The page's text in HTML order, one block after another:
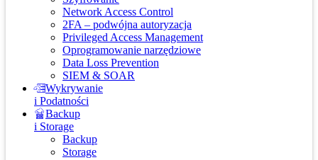
Network Access Control
2FA – podwójna autoryzacja
Privileged Access Management
Oprogramowanie narzędziowe
Data Loss Prevention
SIEM & SOAR
Wykrywanie
i Podatności
Backup
i Storage
Backup
Storage